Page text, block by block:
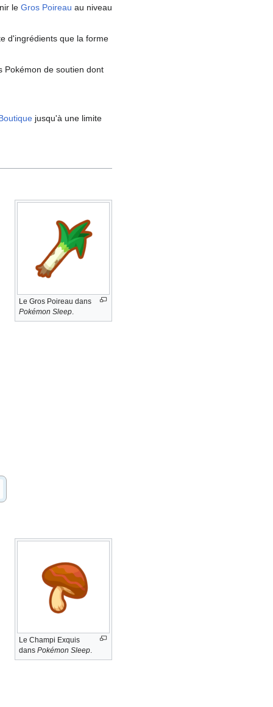
le Gros Poireau au niveau
d'ingrédients que la forme
Pokémon de soutien dont
jusqu'à une limite
Le Gros Poireau dans
Pokémon Sleep.
Le Champi Exquis
dans Pokémon Sleep.